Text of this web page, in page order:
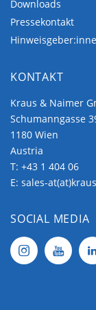
Downloads
Pressekontakt
KONTAKT
Kraus & Naimer
Schumanngasse
1180 Wien
Austria
T: +43 1 404 06
E: sales-
SOCIAL MEDIA